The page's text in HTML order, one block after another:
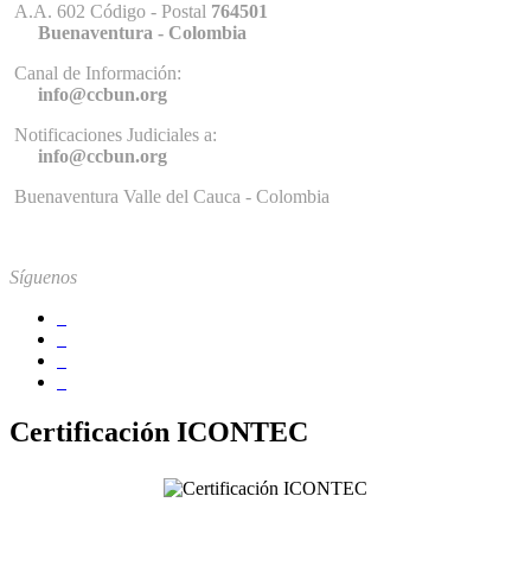
A.A. 602 Código - Postal 764501
Buenaventura - Colombia
Canal de Información:
info@ccbun.org
Notificaciones Judiciales a:
info@ccbun.org
Buenaventura Valle del Cauca - Colombia
Síguenos
Certificación ICONTEC